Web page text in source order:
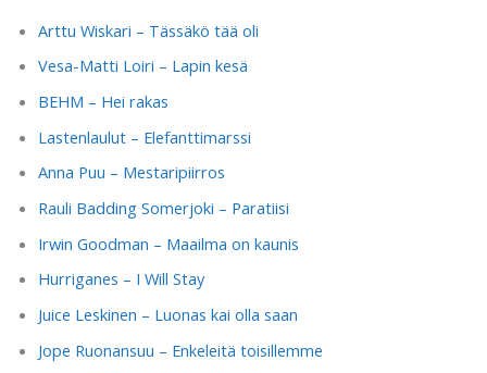
Arttu Wiskari – Tässäkö tää oli
Vesa-Matti Loiri – Lapin kesä
BEHM – Hei rakas
Lastenlaulut – Elefanttimarssi
Anna Puu – Mestaripiirros
Rauli Badding Somerjoki – Paratiisi
Irwin Goodman – Maailma on kaunis
Hurriganes – I Will Stay
Juice Leskinen – Luonas kai olla saan
Jope Ruonansuu – Enkeleitä toisillemme